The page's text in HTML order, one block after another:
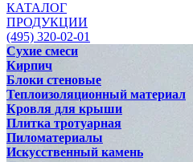
КАТАЛОГ
ПРОДУКЦИИ
(495) 320-02-01
Сухие смеси
Кирпич
Блоки стеновые
Теплоизоляционный материал
Кровля для крыши
Плитка тротуарная
Пиломатериалы
Искусственный камень